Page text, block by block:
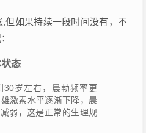
但如果持续一段时间没有，不
态
30岁左右，晨勃频率更
激素水平逐渐下降，晨
弱，这是正常的生理规